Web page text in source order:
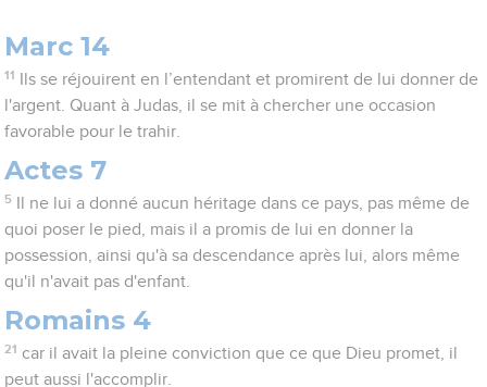
Marc 14
11
Ils se réjouirent en l’entendant et promirent de lui donner de
l'argent. Quant à Judas, il se mit à chercher une occasion
favorable pour le trahir.
Actes 7
5
Il ne lui a donné aucun héritage dans ce pays, pas même de
quoi poser le pied, mais il a promis de lui en donner la
possession, ainsi qu'à sa descendance après lui, alors même
qu'il n'avait pas d'enfant.
Romains 4
21 car il avait la pleine conviction que ce que Dieu promet, il
peut aussi l'accomplir.